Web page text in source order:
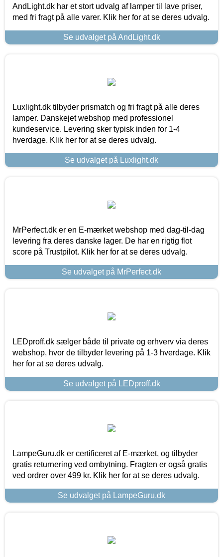
AndLight.dk har et stort udvalg af lamper til lave priser,
med fri fragt på alle varer. Klik her for at se deres udvalg.
Se udvalget på AndLight.dk
Luxlight.dk tilbyder prismatch og fri fragt på alle deres
lamper. Danskejet webshop med professionel
kundeservice. Levering sker typisk inden for 1-4
hverdage. Klik her for at se deres udvalg.
Se udvalget på Luxlight.dk
MrPerfect.dk er en E-mærket webshop med dag-til-dag
levering fra deres danske lager. De har en rigtig flot
score på Trustpilot. Klik her for at se deres udvalg.
Se udvalget på MrPerfect.dk
LEDproff.dk sælger både til private og erhverv via deres
webshop, hvor de tilbyder levering på 1-3 hverdage. Klik
her for at se deres udvalg.
Se udvalget på LEDproff.dk
LampeGuru.dk er certificeret af E-mærket, og tilbyder
gratis returnering ved ombytning. Fragten er også gratis
ved ordrer over 499 kr. Klik her for at se deres udvalg.
Se udvalget på LampeGuru.dk